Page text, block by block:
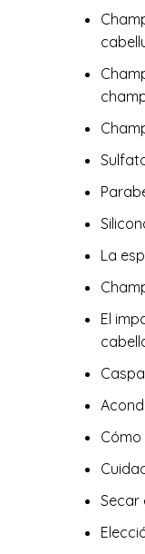
La
El
Secar